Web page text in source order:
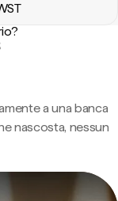
a una banca
nascosta, nessun